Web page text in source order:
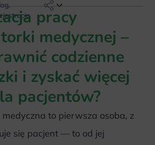
,
pracy
medycznej –
codzienne
i zyskać więcej
pacjentów?
medyczna to pierwsza osoba, z
się pacjent — to od jej